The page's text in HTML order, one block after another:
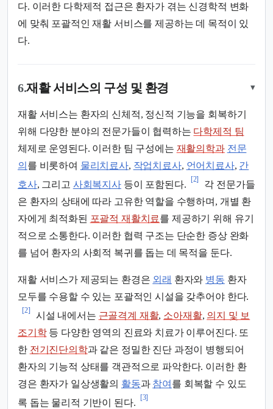
다. 이러한 다학제적 접근은 환자가 겪는 신경학적 변화
에 맞춰 포괄적인 재활 서비스를 제공하는 데 목적이 있
다.
6.재활 서비스의 구성 및 환경 ▾
재활 서비스는 환자의 신체적, 정신적 기능을 회복하기
위해 다양한 분야의 전문가들이 협력하는 다학제적 팀
체제로 운영된다. 이러한 팀 구성에는 재활의학과 전문
의 를 비롯하여 물리치료사, 작업치료사, 언어치료사, 간
호사, 그리고 사회복지사등이 포함된다.
[2]
각 전문가들
은 환자의 상태에 따라 고유한 역할을 수행하며, 개별 환
자에게 최적화된 포괄적 재활치료를 제공하기 위해 유기
적으로 소통한다. 이러한 협력 구조는 단순한 증상 완화
를 넘어 환자의 사회적 복귀를 돕는 데 목적을 둔다.
재활 서비스가 제공되는 환경은 외래 환자와 병동 환자
모두를 수용할 수 있는 포괄적인 시설을 갖추어야 한다.
[2]
시설 내에서는 근골격계 재활, 소아재활, 의지 및 보
조기학등 다양한 영역의 진료와 치료가 이루어진다. 또
한 전기진단의학과 같은 정밀한 진단 과정이 병행되어
환자의 기능적 상태를 객관적으로 파악한다. 이러한 환
경은 환자가 일상생활의 활동과 참여 를 회복할 수 있도
록 돕는 물리적 기반이 된다.
[3]